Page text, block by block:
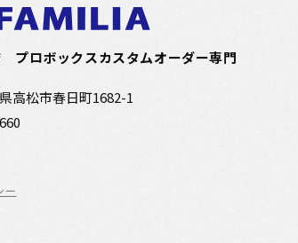
プロボックスカスタムオーダー専門
高松市春日町1682-1
ー